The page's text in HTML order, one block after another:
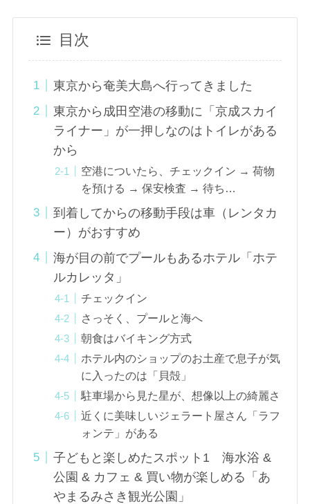
目次
東京から奄美大島へ行ってきました
東京から成田空港の移動に「京成スカイ
ライナー」が一押しなのはトイレがある
から
空港についたら、チェックイン → 荷物
を預ける → 保安検査 → 待ち…
到着してからの移動手段は車（レンタカ
ー）がおすすめ
海が目の前でプールもあるホテル「ホテ
ルカレッタ」
チェックイン
さっそく、プールと海へ
朝食はバイキング方式
ホテル内のショップのお土産で息子が気
に入ったのは「貝殻」
駐車場から見た星が、想像以上の綺麗さ
近くに美味しいジェラート屋さん「ラフ
ォンテ」がある
子どもと楽しめたスポット1 海水浴 &
公園 & カフェ & 買い物が楽しめる「あ
やまるみさき観光公園」